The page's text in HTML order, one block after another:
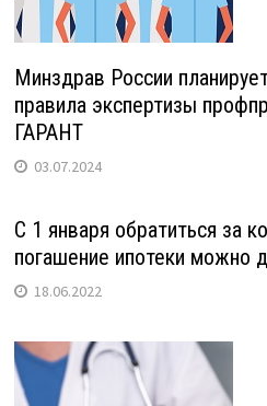
Минздрав России
правила экспертизы
ГАРАНТ
03.07.2024
С 1 января обратиться за
погашение ипотеки можно
18.06.2022